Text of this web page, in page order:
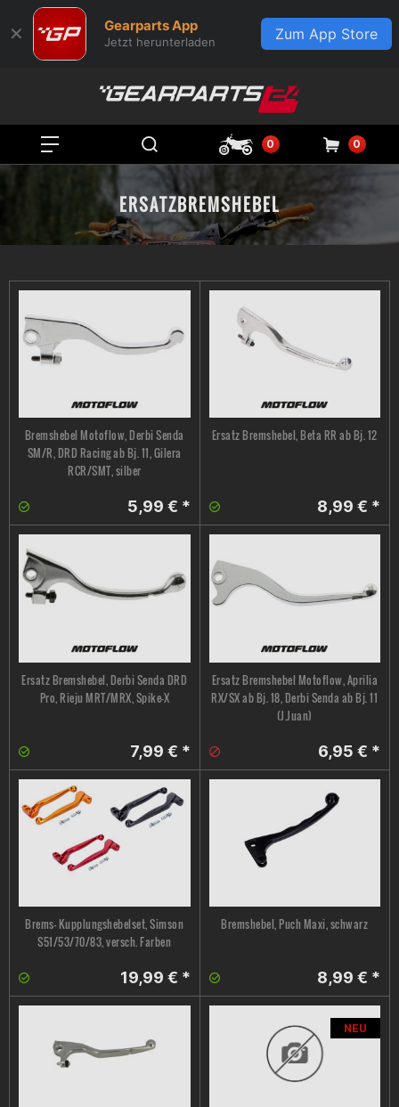
✕ Gearparts App
Jetzt herunterladen Zum App Store
0 0
ERSATZBREMSHEBEL
Bremshebel Motoflow, Derbi Senda
SM/R, DRD Racing ab Bj. 11, Gilera
RCR/SMT, silber
5,99 € *
Ersatz Bremshebel, Beta RR ab Bj. 12
8,99 € *
Ersatz Bremshebel, Derbi Senda DRD
Pro, Rieju MRT/MRX, Spike-X
7,99 € *
Ersatz Bremshebel Motoflow, Aprilia
RX/SX ab Bj. 18, Derbi Senda ab Bj. 11
(J.Juan)
6,95 € *
Brems- Kupplungshebelset, Simson
S51/53/70/83, versch. Farben
19,99 € *
Bremshebel, Puch Maxi, schwarz
8,99 € *
NEU